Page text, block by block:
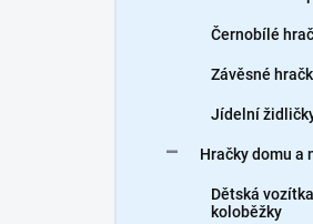
Černobílé
Závěsné
Jídelní
Hračky domu a
Dětská
koloběžky